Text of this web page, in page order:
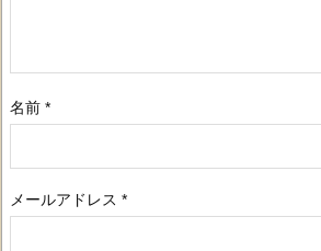
名前 *
メールアドレス *